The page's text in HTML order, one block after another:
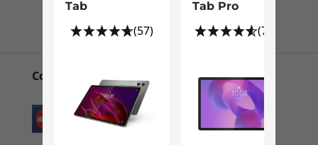
PureSight Pro 12.7 นิ้วที่โดดเด่นและจอ
ป้องกันแสงสะท้อน ที่ปรับปรุงโดย Dolby
การปฏิวัติอัจฉริยะ — SNAPDRAGON ®และ AI
4 x SLS subwoofers
Harman Kardon ®
Front: 13MP fixed focus with 101º Wide-angle
Rear: 13MP autofocus with 2MP fixed focus
Dual microphones
Volume keys
6 x speaker system
ร้านค้า
Explore All Tablets
แชทกับเรา
Convenient Payment Options
Tab
(57)
Tab Pro
(739)